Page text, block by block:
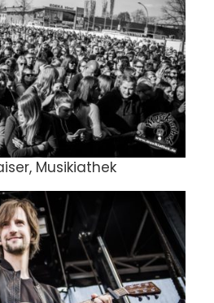
Musikiathek